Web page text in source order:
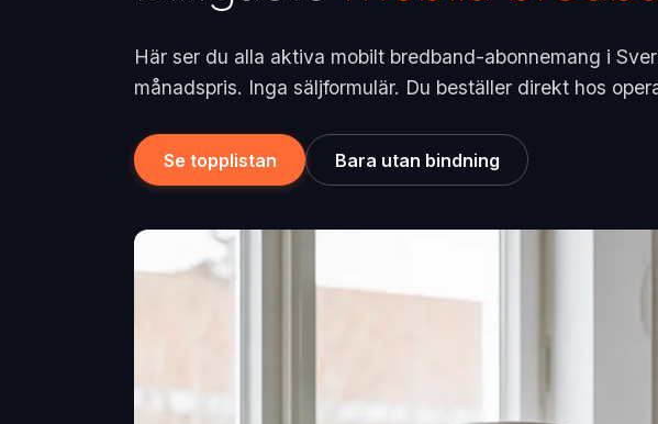
Här ser du alla aktiva mobilt bredband-abonnemang i
månadspris. Inga säljformulär. Du beställer direkt hos
Se topplistan Bara utan bindning